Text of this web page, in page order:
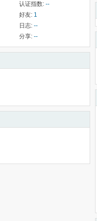
认证指数: --
好友: 1
日志: --
分享: --